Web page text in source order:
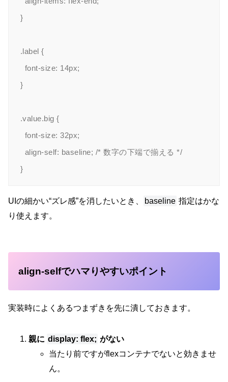
}
.label {
}
.value.big {
UIの細かい“ズレ感”を消したいとき、 baseline 指定はかな
り使えます。
align-selfでハマりやすいポイント
実装時によくあるつまずきを先に潰しておきます。
親に display: flex; がない
当たり前ですがflexコンテナでないと効きませ
ん。